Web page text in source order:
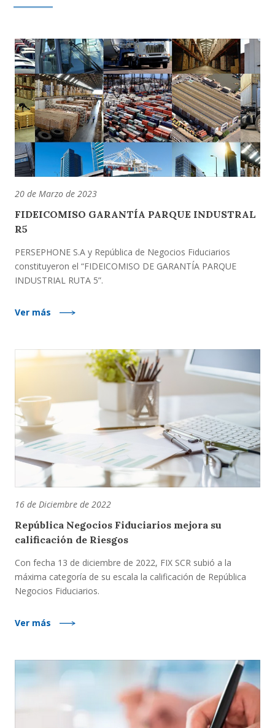
20 de Marzo de 2023
FIDEICOMISO GARANTÍA PARQUE INDUSTRAL
R5
PERSEPHONE S.A y República de Negocios Fiduciarios
constituyeron el “FIDEICOMISO DE GARANTÍA PARQUE
INDUSTRIAL RUTA 5”.
Ver más
16 de Diciembre de 2022
República Negocios Fiduciarios mejora su
calificación de Riesgos
Con fecha 13 de diciembre de 2022, FIX SCR subió a la
máxima categoría de su escala la calificación de República
Negocios Fiduciarios.
Ver más